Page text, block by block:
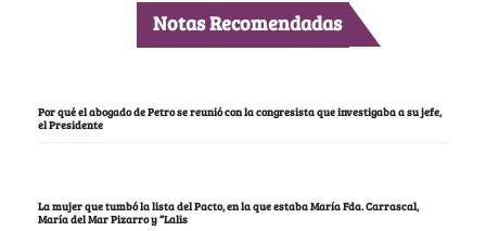
Notas Recomendadas
Por qué el abogado de Petro se reunió con la congresista que investigaba a su jefe,
el Presidente
La mujer que tumbó la lista del Pacto, en la que estaba María Fda. Carrascal,
María del Mar Pizarro y “Lalis